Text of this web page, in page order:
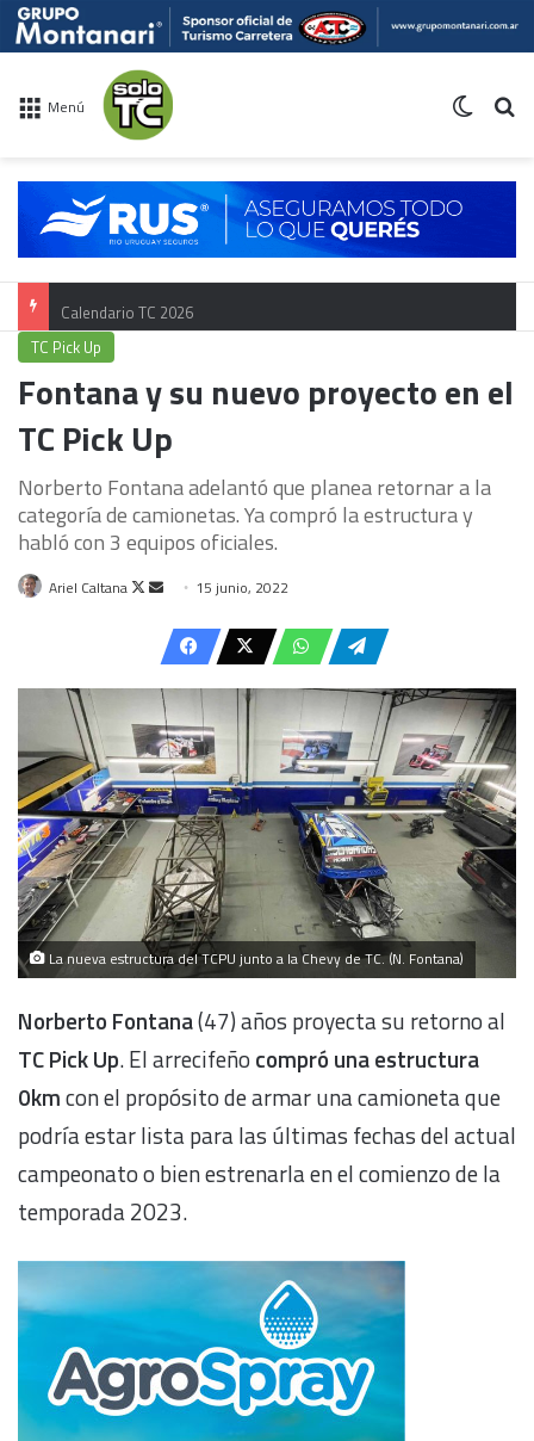
Menú
Calendario TC 2026
TC Pick Up
Fontana y su nuevo proyecto en el
TC Pick Up
Norberto Fontana adelantó que planea retornar a la
categoría de camionetas. Ya compró la estructura y
habló con 3 equipos oficiales.
Ariel Caltana
Follow
Send
email
15 junio, 2022
La nueva estructura del TCPU junto a la Chevy de TC. (N. Fontana)
Norberto Fontana(47) años proyecta su retorno al
TC Pick Up. El arrecifeño compró una estructura
0kmcon el propósito de armar una camioneta que
podría estar lista para las últimas fechas del actual
campeonato o bien estrenarla en el comienzo de la
temporada 2023.